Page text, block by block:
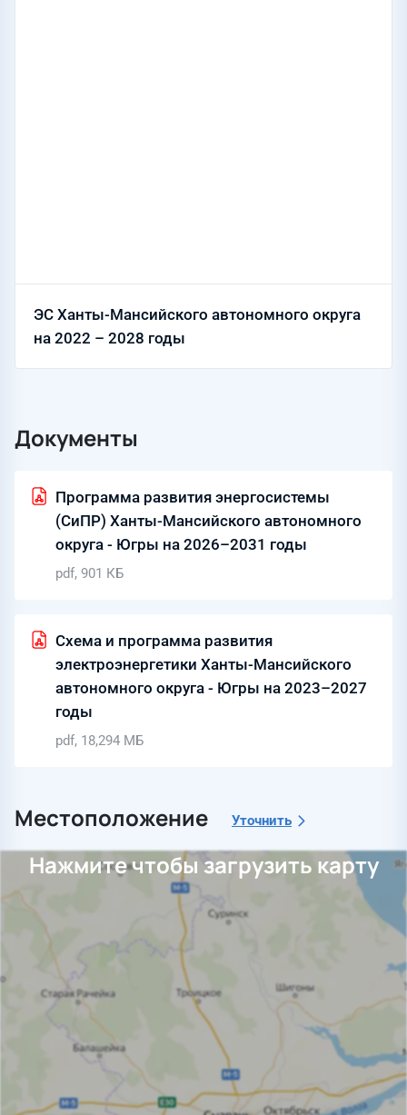
ЭС Ханты-Мансийского автономного округа
на 2022 – 2028 годы
Документы
Программа развития энергосистемы
(СиПР) Ханты-Мансийского автономного
округа - Югры на 2026–2031 годы
pdf, 901 КБ
Схема и программа развития
электроэнергетики Ханты-Мансийского
автономного округа - Югры на 2023–2027
годы
pdf, 18,294 МБ
Местоположение Уточнить
Нажмите чтобы загрузить карту